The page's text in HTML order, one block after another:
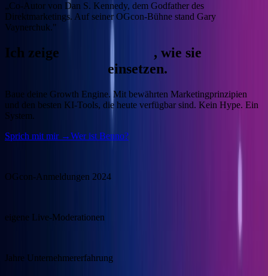
„Co-Autor von Dan S. Kennedy, dem Godfather des
Direktmarketings. Auf seiner OGcon-Bühne stand Gary
Vaynerchuk."
Ich zeige , wie sie
einsetzen.
Baue deine Growth Engine.Mit bewährten Marketingprinzipien
und den besten KI-Tools, die heute verfügbar sind. Kein Hype. Ein
System.
Sprich mit mir →Wer ist Benno?
OGcon-Anmeldungen 2024
eigene Live-Moderationen
Jahre Unternehmererfahrung